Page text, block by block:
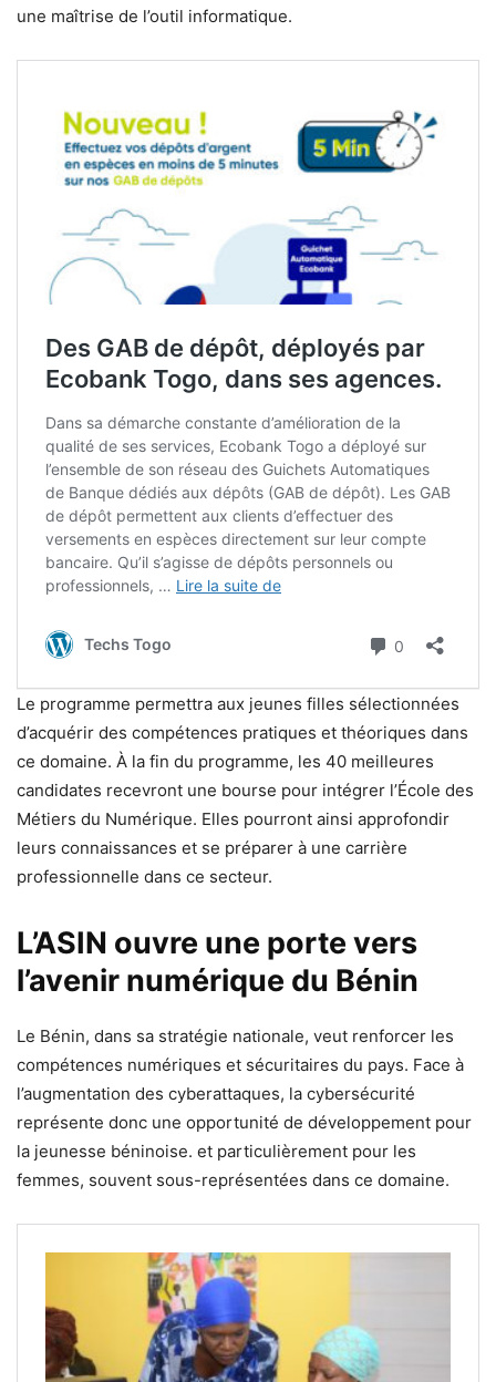
une maîtrise de l’outil informatique.
Le programme permettra aux jeunes filles sélectionnées
d’acquérir des compétences pratiques et théoriques dans
ce domaine. À la fin du programme, les 40 meilleures
candidates recevront une bourse pour intégrer l’École des
Métiers du Numérique. Elles pourront ainsi approfondir
leurs connaissances et se préparer à une carrière
professionnelle dans ce secteur.
L’ASIN ouvre une porte vers
l’avenir numérique du Bénin
Le Bénin, dans sa stratégie nationale, veut renforcer les
compétences numériques et sécuritaires du pays. Face à
l’augmentation des cyberattaques, la cybersécurité
représente donc une opportunité de développement pour
la jeunesse béninoise. et particulièrement pour les
femmes, souvent sous-représentées dans ce domaine.